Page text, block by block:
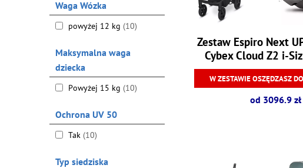
Waga Wózka
powyżej 12 kg (10)
Maksymalna waga
dziecka
Powyżej 15 kg (10)
Ochrona UV 50
Tak (10)
Typ siedziska
Zestaw Espiro Next
Cybex Cloud Z2 i-
W ZESTAWIE OSZĘDZASZ
od 3096.9 zł